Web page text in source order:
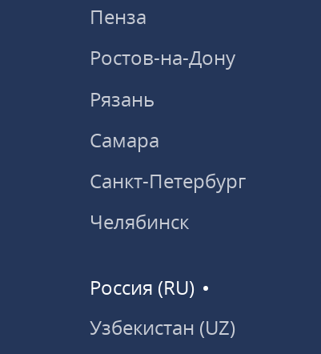
Пенза
Ростов-на-Дону
Рязань
Самара
Санкт-Петербург
Челябинск
Россия (RU)
Узбекистан (UZ)